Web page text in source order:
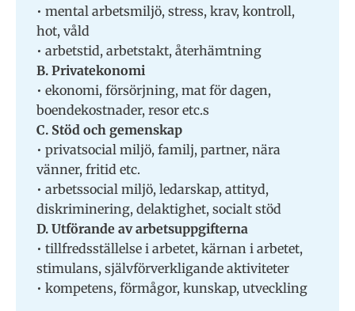
• mental arbetsmiljö, stress, krav, kontroll,
hot, våld
• arbetstid, arbetstakt, återhämtning
B. Privatekonomi
• ekonomi, försörjning, mat för dagen,
boendekostnader, resor etc.s
C. Stöd och gemenskap
• privatsocial miljö, familj, partner, nära
vänner, fritid etc.
• arbetssocial miljö, ledarskap, attityd,
diskriminering, delaktighet, socialt stöd
D. Utförande av arbetsuppgifterna
• tillfredsställelse i arbetet, kärnan i arbetet,
stimulans, självförverkligande aktiviteter
• kompetens, förmågor, kunskap, utveckling